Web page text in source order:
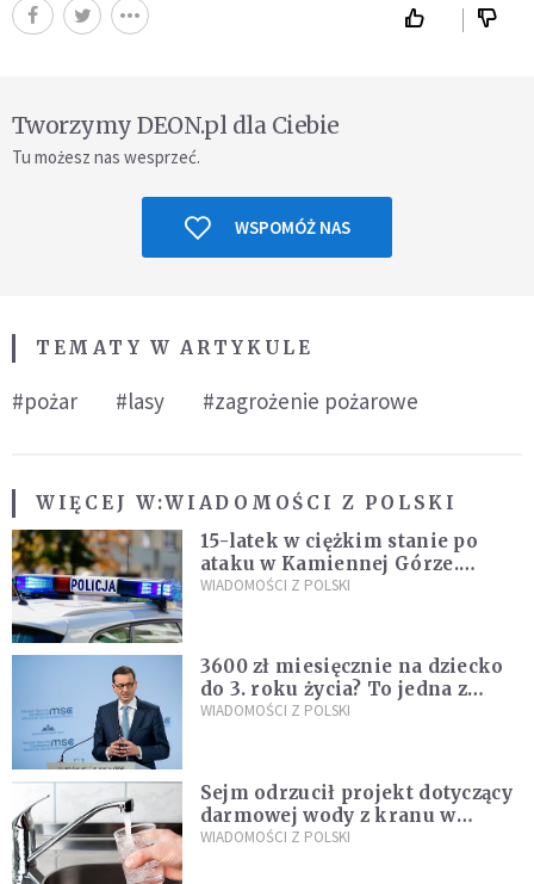
Tworzymy DEON.pl dla Ciebie
Tu możesz nas wesprzeć.
WSPOMÓŻ NAS
TEMATY W ARTYKULE
#pożar #lasy #zagrożenie pożarowe
WIĘCEJ W:WIADOMOŚCI Z POLSKI
15-latek w ciężkim stanie po
ataku w Kamiennej Górze.
Policja zatrzymała dwóch
WIADOMOŚCI Z POLSKI
3600 zł miesięcznie na dziecko
do 3. roku życia? To jedna z
propozycji programu "Rozwój
WIADOMOŚCI Z POLSKI
Sejm odrzucił projekt dotyczący
darmowej wody z kranu w
restauracjach
WIADOMOŚCI Z POLSKI